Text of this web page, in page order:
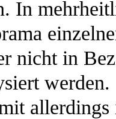
In
nicht in